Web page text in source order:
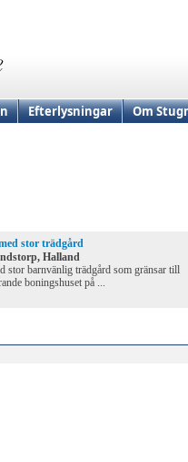
Efterlysningar Om
stor trädgård
Halland
stor barnvänlig trädgård som gränsar till
boningshuset på ...